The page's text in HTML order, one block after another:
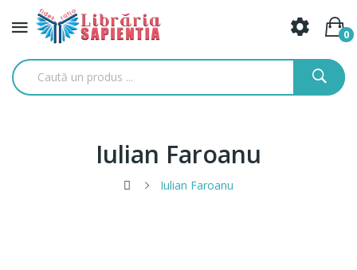
0
Iulian Faroanu
Iulian Faroanu